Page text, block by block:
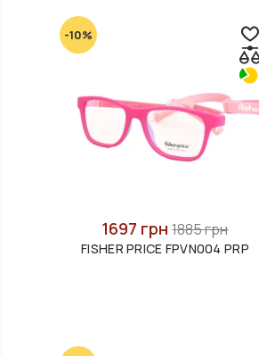
-10%
1697 грн1885 грн
FISHER PRICE FPVN004 PRP